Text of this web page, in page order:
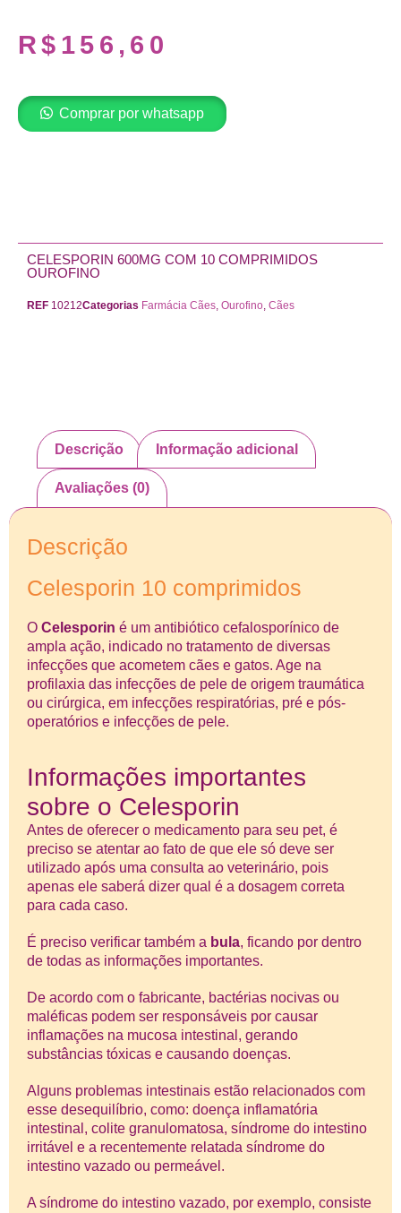
R$ 156,60
Comprar por whatsapp
CELESPORIN 600MG COM 10 COMPRIMIDOS
OUROFINO
REF 10212Categorias Farmácia Cães Ourofino Cães
Descrição Informação adicional
Avaliações (0)
Descrição
Celesporin 10 comprimidos
O Celesporin é um antibiótico cefalosporínico de
ampla ação, indicado no tratamento de diversas
infecções que acometem cães e gatos. Age na
profilaxia das infecções de pele de origem traumática
ou cirúrgica, em infecções respiratórias, pré e pós-
operatórios e infecções de pele.
Informações importantes
sobre o Celesporin
Antes de oferecer o medicamento para seu pet, é
preciso se atentar ao fato de que ele só deve ser
utilizado após uma consulta ao veterinário, pois
apenas ele saberá dizer qual é a dosagem correta
para cada caso.
É preciso verificar também a bula, ficando por dentro
de todas as informações importantes.
De acordo com o fabricante, bactérias nocivas ou
maléficas podem ser responsáveis por causar
inflamações na mucosa intestinal, gerando
substâncias tóxicas e causando doenças.
Alguns problemas intestinais estão relacionados com
esse desequilíbrio, como: doença inflamatória
intestinal, colite granulomatosa, síndrome do intestino
irritável e a recentemente relatada síndrome do
intestino vazado ou permeável.
A síndrome do intestino vazado, por exemplo, consiste